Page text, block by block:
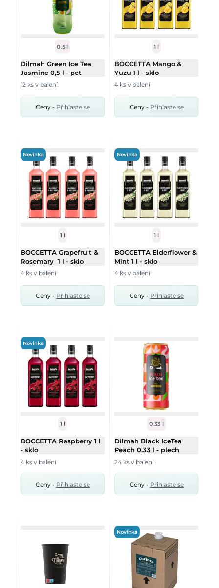
0.5 l
Dilmah Green Ice Tea
Jasmine 0,5 l - pet
12 ks v balení
Ceny - Přihlaste se
1 l
BOCCETTA Mango &
Yuzu 1 l - sklo
4 ks v balení
Ceny - Přihlaste se
Novinka
1 l
BOCCETTA Grapefruit &
Rosemary 1 l - sklo
4 ks v balení
Ceny - Přihlaste se
Novinka
1 l
BOCCETTA Elderflower &
Mint 1 l - sklo
4 ks v balení
Ceny - Přihlaste se
Novinka
1 l
BOCCETTA Raspberry 1 l
- sklo
4 ks v balení
Ceny - Přihlaste se
0.33 l
Dilmah Black IceTea
Peach 0,33 l - plech
24 ks v balení
Ceny - Přihlaste se
Novinka